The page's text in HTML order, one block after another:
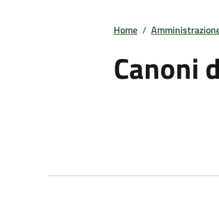
Home /
Canoni